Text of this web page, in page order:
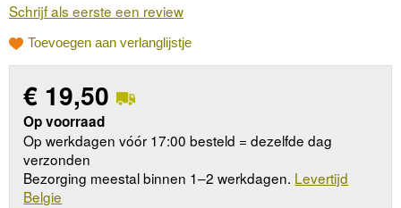
Schrijf als eerste een review
Toevoegen aan verlanglijstje
€ 19,50
Op voorraad
Op werkdagen vóór 17:00 besteld = dezelfde dag
verzonden
Bezorging meestal binnen 1–2 werkdagen. Levertijd
Belgie